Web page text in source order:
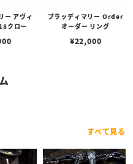
ー アヴィ
クロー
ブラッディマリー Order
オーダー リング
¥22,000
すべて見る